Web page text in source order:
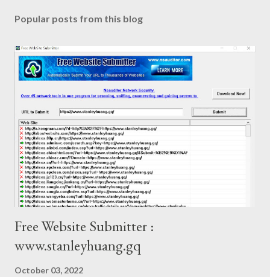
Popular posts from this blog
Free Website Submitter :
www.stanleyhuang.gq
October 03, 2022